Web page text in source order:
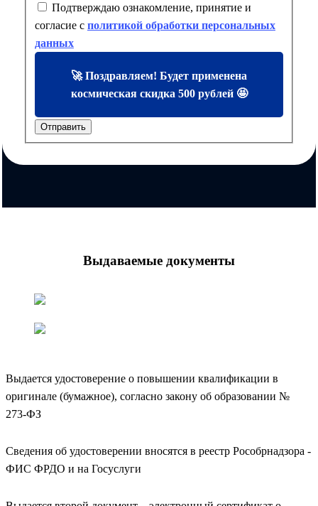
Подтверждаю ознакомление, принятие и
согласие с политикой обработки персональных
данных
🚀 Поздравляем! Будет применена
космическая скидка 500 рублей 🤩
Отправить
Выдаваемые документы
Выдается удостоверение о повышении квалификации в
оригинале (бумажное), согласно закону об образовании №
273-ФЗ
Сведения об удостоверении вносятся в реестр Рособрнадзора -
ФИС ФРДО и на Госуслуги